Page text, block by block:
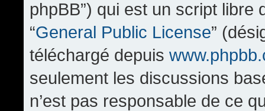
phpBB”) qui est un script
“General Public License”
téléchargé depuis
seulement les discussions
n’est pas responsable de ce